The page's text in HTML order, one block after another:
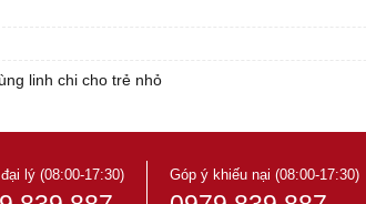
linh chi cho trẻ nhỏ
lý (08:00-17:30) Góp ý khiếu nại (08:00-17:30)